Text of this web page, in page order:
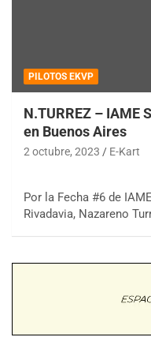
PILOTOS EKVP
N.TURREZ – IAME
en Buenos Aires
2 octubre, 2023 E-Kart
Por la Fecha #6 de
Rivadavia, Nazareno